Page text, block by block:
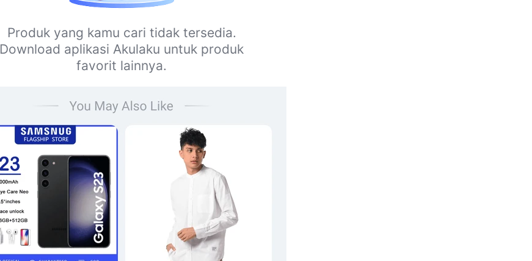
Produk yang kamu cari tidak tersedia.
Download aplikasi Akulaku untuk produk
favorit lainnya.